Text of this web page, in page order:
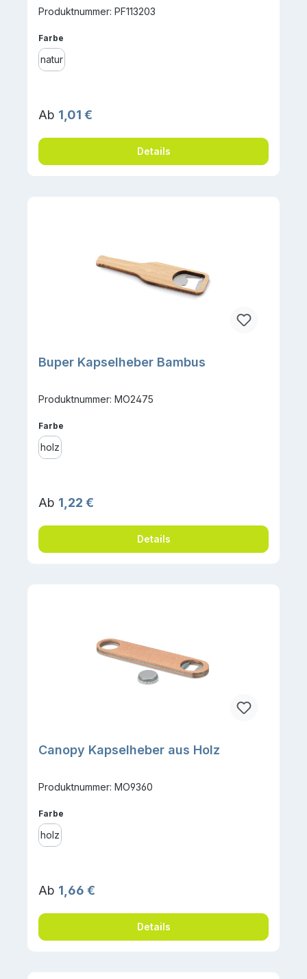
Produktnummer: PF113203
Farbe
natur
Regulärer Preis:
Ab 1,01 €
Details
Buper Kapselheber Bambus
Produktnummer: MO2475
Farbe
holz
Regulärer Preis:
Ab 1,22 €
Details
Canopy Kapselheber aus Holz
Produktnummer: MO9360
Farbe
holz
Regulärer Preis:
Ab 1,66 €
Details